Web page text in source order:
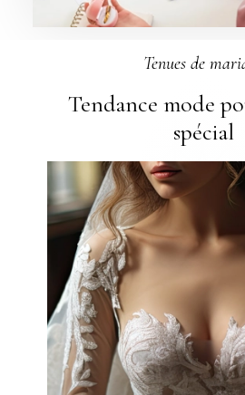
Tenues de
Tendance mode
spécial